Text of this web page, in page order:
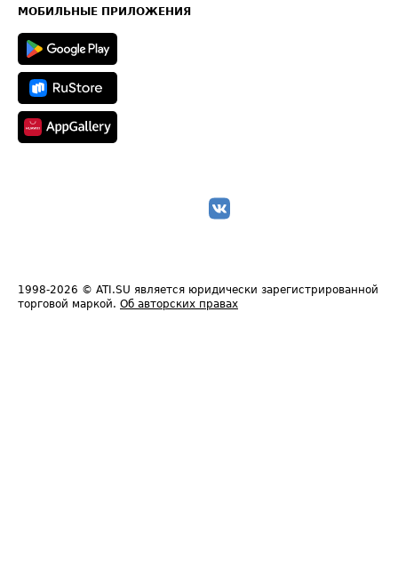
Техническая информация
МОБИЛЬНЫЕ ПРИЛОЖЕНИЯ
1998-2026 © ATI.SU является юридически зарегистрированной
торговой маркой. Об авторских правах